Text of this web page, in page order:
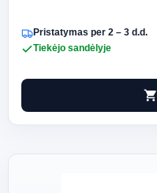
Pristatymas per 2 – 3 d.d.
Tiekėjo sandėlyje
shopping_cart